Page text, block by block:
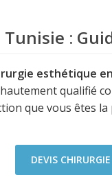
:
esthétique
qualifié
que vous êtes